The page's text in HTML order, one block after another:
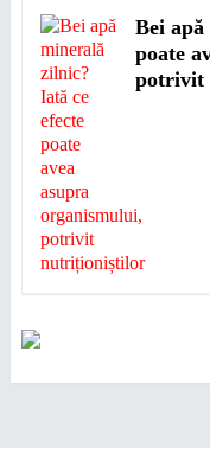
Bei
poate
potrivit